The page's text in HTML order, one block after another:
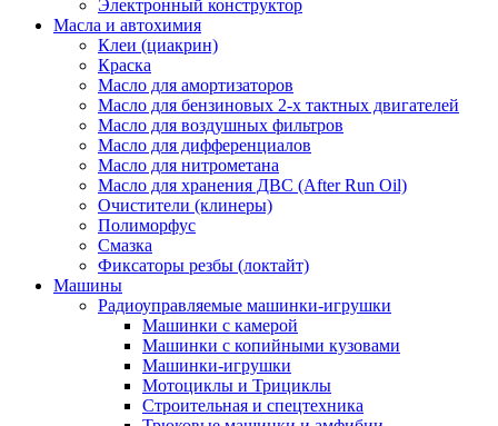
Электронный конструктор
Масла и автохимия
Клеи (циакрин)
Краска
Масло для амортизаторов
Масло для бензиновых 2-х тактных двигателей
Масло для воздушных фильтров
Масло для дифференциалов
Масло для нитрометана
Масло для хранения ДВС (After Run Oil)
Очистители (клинеры)
Полиморфус
Смазка
Фиксаторы резбы (локтайт)
Машины
Радиоуправляемые машинки-игрушки
Машинки с камерой
Машинки с копийными кузовами
Машинки-игрушки
Мотоциклы и Трициклы
Строительная и спецтехника